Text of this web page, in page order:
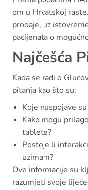
om u Hrvatskoj
prodaje, uz
pacijenata o
Najčešća
Kada se radi o
pitanja kao što su:
Koje nuspojave
Kako mogu
tablete?
Postoje li
uzimam?
Ove informacije su
razumjeti svoje